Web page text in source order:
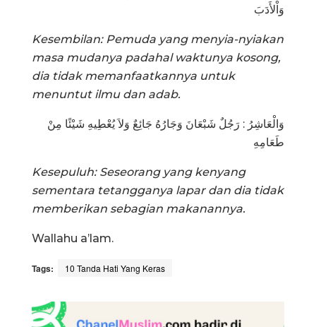
وَاْلأَدَبَ
Kesembilan: Pemuda yang menyia-nyiakan
masa mudanya padahal waktunya kosong,
dia tidak memanfaatkannya untuk
menuntut ilmu dan adab.
وَالْعَاشِرُ : رَجُلٌ شَبْعَانَ وَجَارُهُ جَائِعٌ وَلاَ يُعْطِيهِ شَيْئًا مِنْ
طَعَامِهِ
Kesepuluh: Seseorang yang kenyang
sementara tetangganya lapar dan dia tidak
memberikan sebagian makanannya.
Wallahu a’lam.
Tags: 10 Tanda Hati Yang Keras